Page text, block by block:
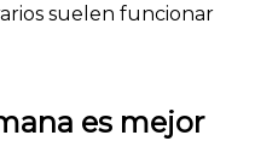
suelen funcionar
es mejor